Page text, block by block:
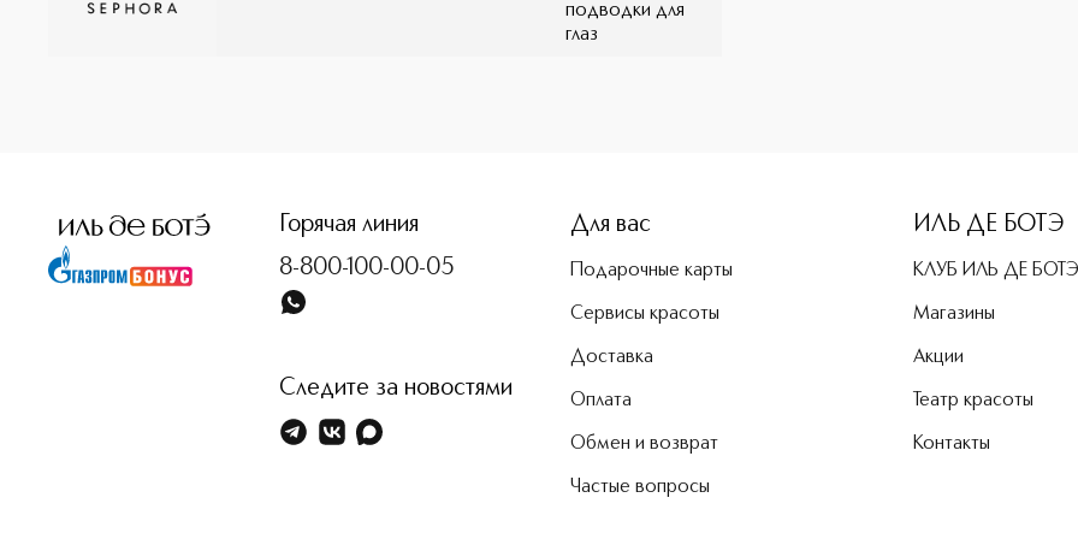
подводки для
глаз
Горячая линия
8-800-100-00-05
Следите за новостями
Для вас
Подарочные карты
Сервисы красоты
Доставка
Оплата
Обмен и возврат
Частые вопросы
ИЛЬ ДЕ БОТЭ
КЛУБ ИЛЬ ДЕ БОТЭ
Магазины
Акции
Театр красоты
Контакты